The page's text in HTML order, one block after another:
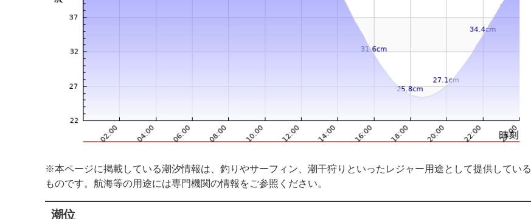
※本ページに掲載している潮汐情報は、釣りやサーフィン、潮干狩りといったレジャー用途として提供している
ものです。航海等の用途には専門機関の情報をご参照ください。
潮位